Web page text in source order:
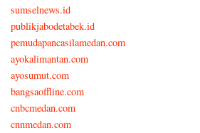
sumselnews.id
publikjabodetabek.id
pemudapancasilamedan.com
ayokalimantan.com
ayosumut.com
bangsaoffline.com
cnbcmedan.com
cnnmedan.com